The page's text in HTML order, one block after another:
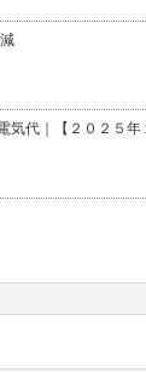
代｜【２０２５